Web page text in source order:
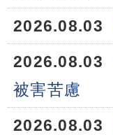
2026.08.03
2026.08.03
被害苦慮
2026.08.03